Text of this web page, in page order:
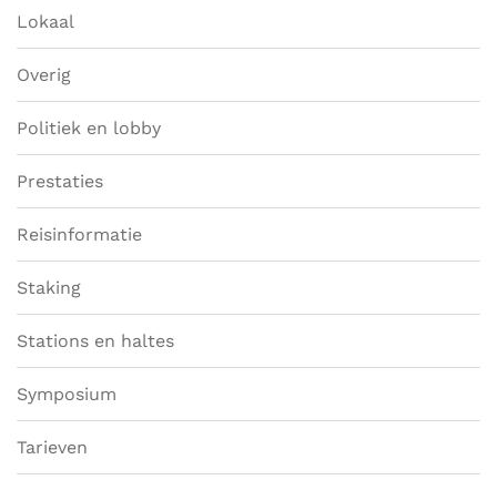
Lokaal
Overig
Politiek en lobby
Prestaties
Reisinformatie
Staking
Stations en haltes
Symposium
Tarieven